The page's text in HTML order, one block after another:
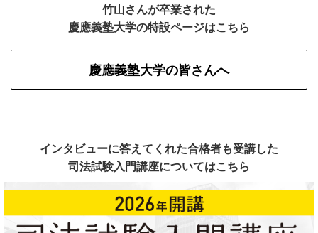
竹山さんが卒業された
慶應義塾大学の特設ページはこちら
慶應義塾大学の皆さんへ
インタビューに答えてくれた合格者も受講した
司法試験入門講座についてはこちら